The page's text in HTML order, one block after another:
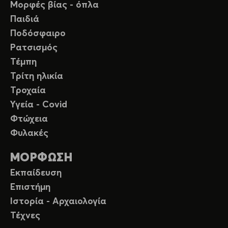
Μορφές βίας - όπλα
Παιδιά
Ποδόσφαιρο
Ρατσισμός
Τέμπη
Τρίτη ηλικία
Τροχαία
Υγεία - Covid
Φτώχεια
Φυλακές
ΜΟΡΦΩΣΗ
Εκπαίδευση
Επιστήμη
Ιστορία - Αρχαιολογία
Τέχνες